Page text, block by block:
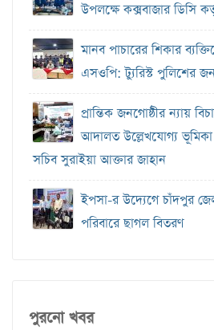
উপলক্ষে কক্সবাজার ডিসি
মানব পাচারের শিকার
এসওপি: ট্যুরিস্ট পুলিশের
প্রান্তিক জনগোষ্ঠীর ন্যায়
আদালত উল্লেখযোগ্য ভূমিকা
সচিব সুরাইয়া আক্তার জাহান
ইপসা-র উদ্যেগে চাঁদপুর
পরিবারে ছাগল বিতরণ
পুরনো খবর